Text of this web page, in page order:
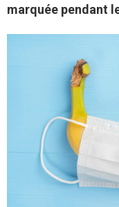
marquée pendant